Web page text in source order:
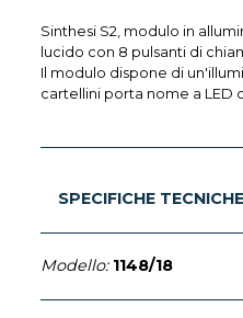
Sinthesi S2, modulo in
lucido con 8 pulsanti di
Il modulo dispone di
cartellini porta nome a LED
SPECIFICHE TECNICHE
Modello: 1148/18